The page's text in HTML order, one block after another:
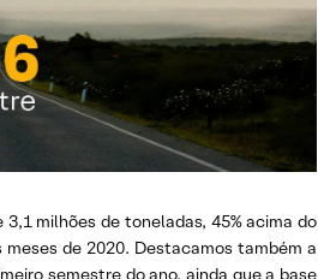
milhões de toneladas, 45% acima do
de 2020. Destacamos também a